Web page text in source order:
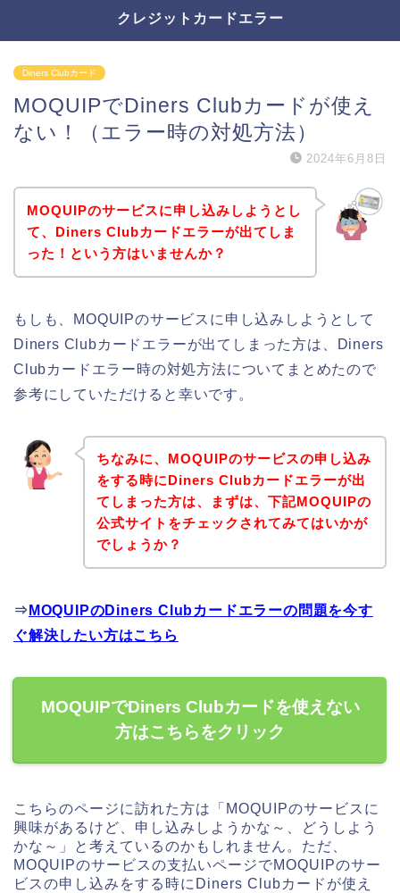
クレジットカードエラー
Diners Clubカード
MOQUIPでDiners Clubカードが使え
ない！（エラー時の対処方法）
2024年6月8日
MOQUIPのサービスに申し込みしようとし
て、Diners Clubカードエラーが出てしま
った！という方はいませんか？
もしも、MOQUIPのサービスに申し込みしようとして
Diners Clubカードエラーが出てしまった方は、Diners
Clubカードエラー時の対処方法についてまとめたので
参考にしていただけると幸いです。
ちなみに、MOQUIPのサービスの申し込み
をする時にDiners Clubカードエラーが出
てしまった方は、まずは、下記MOQUIPの
公式サイトをチェックされてみてはいかが
でしょうか？
⇒ MOQUIPのDiners Clubカードエラーの問題を今す
ぐ解決したい方はこちら
MOQUIPでDiners Clubカードを使えない
方はこちらをクリック
こちらのページに訪れた方は「MOQUIPのサービスに
興味があるけど、申し込みしようかな～、どうしよう
かな～」と考えているのかもしれません。ただ、
MOQUIPのサービスの支払いページでMOQUIPのサー
ビスの申し込みをする時にDiners Clubカードが使え